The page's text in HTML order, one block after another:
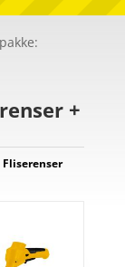
+
Fliserenser